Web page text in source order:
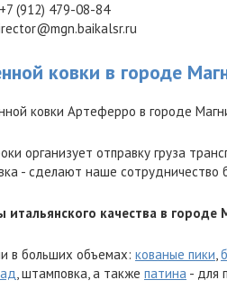
+7 (912) 479-08-84
ковки в городе
ковки Артеферро в городе
организует отправку груза
- сделают наше сотрудничество
итальянского качества в городе
в больших объемах: кованые пики,
, штамповка, а также патина - для